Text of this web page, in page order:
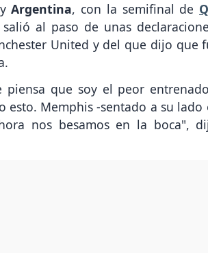
yArgentina, con la semifinal de
salió al paso de unas
United y del que dijo que
que soy el peor
esto. Memphis -sentado a su lado
nos besamos en la boca",